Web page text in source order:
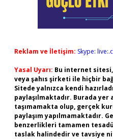
Reklam ve İletişim: Skype:
Yasal Uyarı: Bu internet
veya şahıs şirketi ile hiçbir
Sitede yalnızca kendi
paylaşılmaktadır. Burada
taşımamakta olup, gerçek
paylaşım yapılmamaktadır.
benzerlikleri tamamen
taslak halindedir ve tavsiye